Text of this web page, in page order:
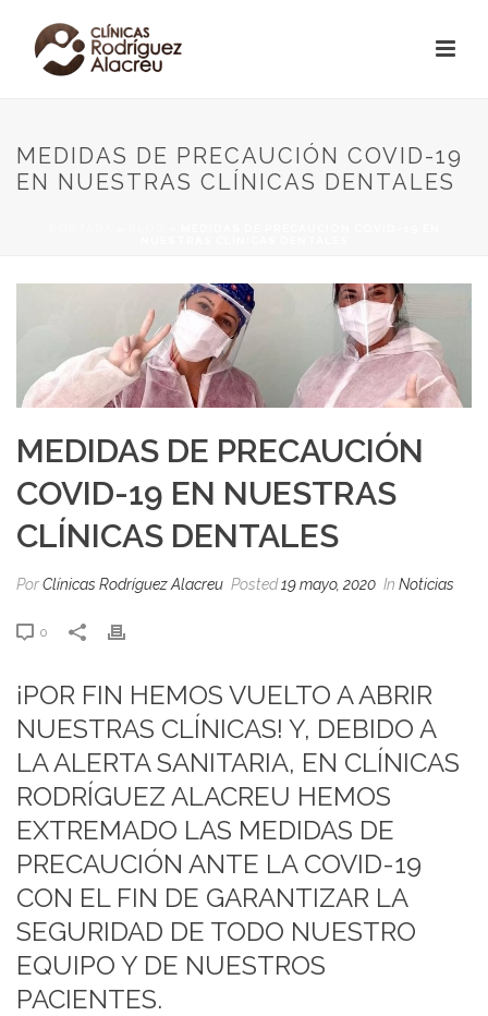
MEDIDAS DE PRECAUCIÓN COVID-19
EN NUESTRAS CLÍNICAS DENTALES
MEDIDAS DE PRECAUCIÓN
COVID-19 EN NUESTRAS
CLÍNICAS DENTALES
PorClínicas Rodríguez Alacreu Posted19 mayo, 2020 In Noticias
0
¡POR FIN HEMOS VUELTO A ABRIR
NUESTRAS CLÍNICAS! Y, DEBIDO A
LA ALERTA SANITARIA, EN CLÍNICAS
RODRÍGUEZ ALACREU HEMOS
EXTREMADO LAS MEDIDAS DE
PRECAUCIÓN ANTE LA COVID-19
CON EL FIN DE GARANTIZAR LA
SEGURIDAD DE TODO NUESTRO
EQUIPO Y DE NUESTROS
PACIENTES.